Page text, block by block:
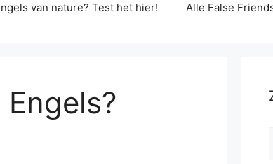
van nature? Test het hier! Alle False